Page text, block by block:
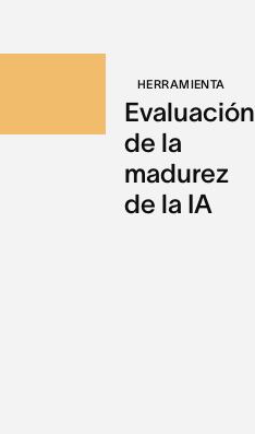
HERRAMIENTA
Evaluación
de la
madurez
de la IA